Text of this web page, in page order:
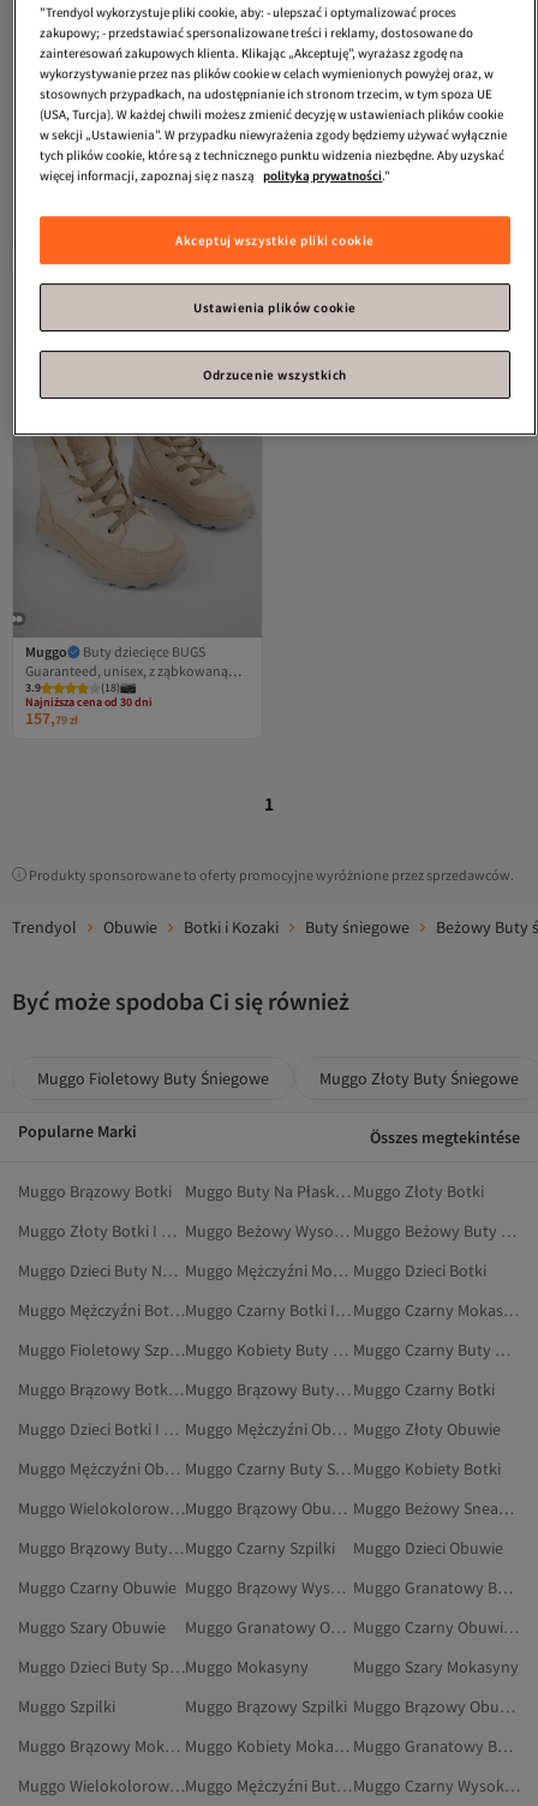
Muggo
Felya Guaranteed Damskie
buty z owczej skóry na rzepy,
Darmowa wysyłka
Muggo
Buty dziecięce unisex Sugar
Guaranteed, wygodne, na deszcz i
futerkiem wewnątrz.
Najniższa cena od 30 dni
Najniższa cena od 30 dni
Muggo
Buty dziecięce BUGS
Guaranteed, unisex, z ząbkowaną
podeszwą, ocieplane futrem,
sznurowane, zapinane na zamek, do
deszczu i śniegu.
3.9 (18)
Najniższa cena od 30 dni
Darmowa wysyłka
Najniższa cena od 30 dni
157,79zł
1
Produkty sponsorowane to oferty promocyjne wyróżnione przez sprzedawców.
Trendyol Obuwie Botki i Kozaki Buty śniegowe Beżowy Buty
Być może spodoba Ci się również
Muggo Fioletowy Buty Śniegowe Muggo Złoty Buty Śniegowe
Popularne Marki Összes megtekintése
Muggo Brązowy Botki Muggo Buty Na Płaskim Obcasie Muggo Złoty Botki
Muggo Złoty Botki I Kozaki
Muggo Beżowy Wysokie Kozaki
Muggo Beżowy Buty Sportowe
Muggo Dzieci Buty Na Co Dzień
Muggo Mężczyźni Mokasyny Muggo Dzieci Botki
Muggo Mężczyźni Botki I Kozaki
Muggo Czarny Botki I Kozaki
Muggo Czarny Mokasyny
Muggo Fioletowy Szpilki
Muggo Kobiety Buty Na Płaskim Obcasie
Muggo Czarny Buty Na Płaskim Obcasie
Muggo Brązowy Botki I Kozaki
Muggo Brązowy Buty Na Płaskim Obcasie Muggo Czarny Botki
Muggo Dzieci Botki I Kozaki
Muggo Mężczyźni Obuwie Muggo Złoty Obuwie
Muggo Mężczyźni Obuwie Biurowe
Muggo Czarny Buty Sportowe Muggo Kobiety Botki
Muggo Wielokolorowy Obuwie
Muggo Brązowy Obuwie
Muggo Beżowy Sneakersy
Muggo Brązowy Buty Na Co DzieńMuggo Czarny Szpilki
Muggo Dzieci Obuwie
Muggo Czarny Obuwie
Muggo Brązowy Wysokie Kozaki
Muggo Granatowy Buty Na Płaskim Obcasie
Muggo Szary Obuwie
Muggo Granatowy Obuwie
Muggo Czarny Obuwie Biurowe
Muggo Dzieci Buty SportoweMuggo Mokasyny
Muggo Szary Mokasyny
Muggo Szpilki
Muggo Brązowy Szpilki
Muggo Brązowy Obuwie Biurowe
Muggo Brązowy Mokasyny
Muggo Kobiety Mokasyny
Muggo Granatowy Buty Na Co Dzień
Muggo Wielokolorowy Botki I Kozaki
Muggo Mężczyźni Buty Sportowe
Muggo Czarny Wysokie Kozaki
"Trendyol wykorzystuje pliki cookie, aby: - ulepszać i optymalizować proces
zakupowy; - przedstawiać spersonalizowane treści i reklamy, dostosowane do
zainteresowań zakupowych klienta. Klikając „Akceptuję”, wyrażasz zgodę na
wykorzystywanie przez nas plików cookie w celach wymienionych powyżej oraz, w
stosownych przypadkach, na udostępnianie ich stronom trzecim, w tym spoza UE
(USA, Turcja). W każdej chwili możesz zmienić decyzję w ustawieniach plików cookie
w sekcji „Ustawienia”. W przypadku niewyrażenia zgody będziemy używać wyłącznie
tych plików cookie, które są z technicznego punktu widzenia niezbędne. Aby uzyskać
więcej informacji, zapoznaj się z naszą
polityką prywatności."
Akceptuj wszystkie pliki cookie
Ustawienia plików cookie
Odrzucenie wszystkich